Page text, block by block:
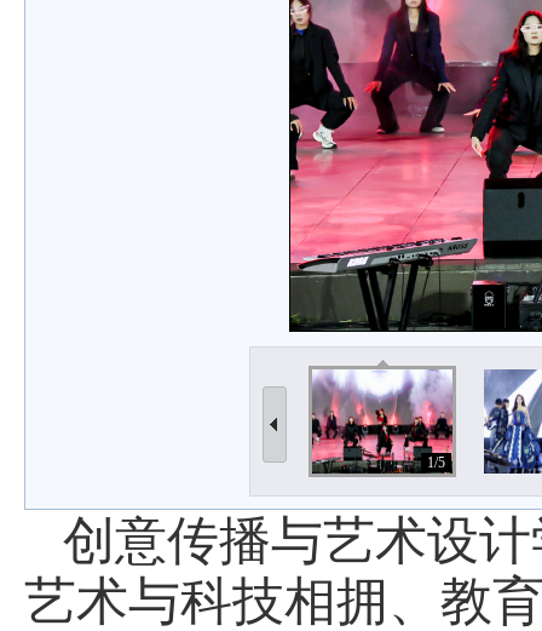
1/5
创意传播与艺术设
艺术与科技相拥、教